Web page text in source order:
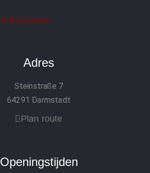
Adres
Steinstraße 7
64291 Darmstadt
Plan route
Openingstijden